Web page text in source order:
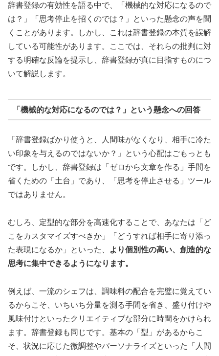
辞書登録の有効性を語る中で、「機械的な対応になるので
は？」「思考停止を招くのでは？」といった懸念の声を聞
くことがあります。しかし、これは辞書登録の本質を誤解
している可能性があります。ここでは、それらの批判に対
する明確な反論を提示し、辞書登録が真に目指すものにつ
いて解説します。
「機械的な対応になるのでは？」という懸念への回答
「辞書登録ばかり使うと、人間味がなくなり、相手に冷た
い印象を与えるのではないか？」という心配はごもっとも
です。しかし、辞書登録は「ゼロから文章を作る」手間を
省くための「土台」であり、「思考を停止させる」ツール
ではありません。
むしろ、定型的な部分を高速化することで、あなたは「ど
こをカスタマイズすべきか」「どうすれば相手に寄り添っ
た表現になるか」といった、
より個別性の高い、創造的な
思考に集中できるようになります。
例えば、一流のシェフは、調味料の配合を完璧に覚えてい
るからこそ、いちいち分量を測る手間を省き、盛り付けや
風味付けといったクリエイティブな部分に時間をかけられ
ます。辞書登録も同じです。基本の「型」があるからこ
そ、状況に応じた微調整やパーソナライズといった「人間